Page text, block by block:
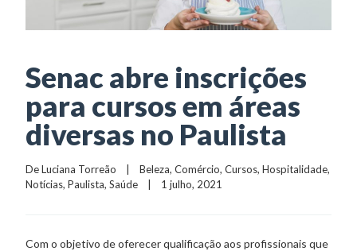
Senac abre inscrições
para cursos em áreas
diversas no Paulista
De Luciana Torreão
    |
Beleza, Comércio, Cursos, Hospitalidade
Notícias, Paulista, Saúde
    |    1 julho, 2021
Com o objetivo de oferecer qualificação aos profissionais que